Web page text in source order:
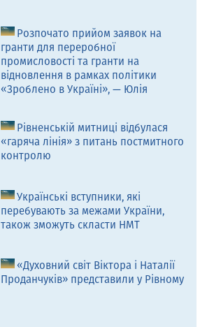
Розпочато прийом заявок на
гранти для переробної
промисловості та гранти на
відновлення в рамках політики
«Зроблено в Україні», — Юлія
Рівненській митниці відбулася
«гаряча лінія» з питань постмитного
контролю
Українські вступники, які
перебувають за межами України,
також зможуть скласти НМТ
«Духовний світ Віктора і Наталії
Проданчуків» представили у Рівному